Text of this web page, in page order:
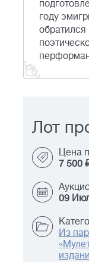
году
обратился
Лот
Цена
7 500
09
Из